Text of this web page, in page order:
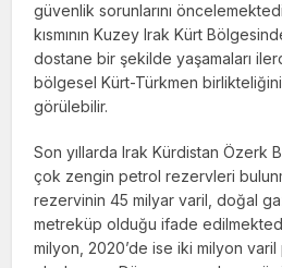
güvenlik sorunlarını
kısmı­nın Kuzey Irak Kürt
dostane bir şekilde yaşamaları
bölgesel Kürt-Türkmen
görülebilir.
Son yıllarda Irak Kürdistan Özerk
çok zengin petrol rezerv­leri
rezervinin 45 milyar varil, doğal
metreküp olduğu ifade
milyon, 2020’de ise iki milyon